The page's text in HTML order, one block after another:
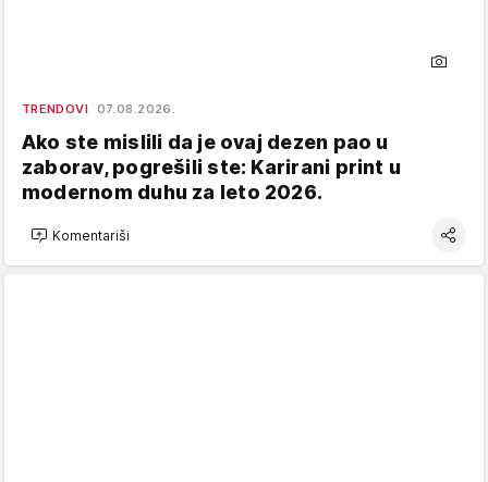
TRENDOVI 07.08.2026.
Ako ste mislili da je ovaj dezen pao u
zaborav, pogrešili ste: Karirani print u
modernom duhu za leto 2026.
Komentariši